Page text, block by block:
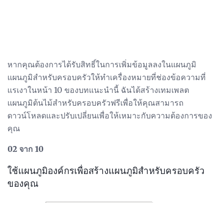
หากคุณต้องการได้รับสิทธิ์ในการเพิ่มข้อมูลลงในแผนภูมิ
แผนภูมิสำหรับครอบครัวให้ทำเครื่องหมายที่ช่องข้อความที่
แรเงาในหน้า 10 ของบทแนะนำนี้ ฉันได้สร้างเทมเพลต
แผนภูมิต้นไม้สำหรับครอบครัวฟรีเพื่อให้คุณสามารถ
ดาวน์โหลดและปรับเปลี่ยนเพื่อให้เหมาะกับความต้องการของ
คุณ
02 จาก 10
ใช้แผนภูมิองค์กรเพื่อสร้างแผนภูมิสำหรับครอบครัว
ของคุณ